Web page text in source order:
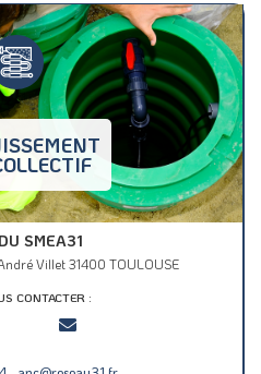
SMEA31
Villet 31400 TOULOUSE
CONTACTER :